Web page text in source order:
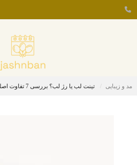
مد و زیبایی تینت لب یا رژ لب؟ بررسی 7 تفاوت اصلی این دو محصول آرایشی